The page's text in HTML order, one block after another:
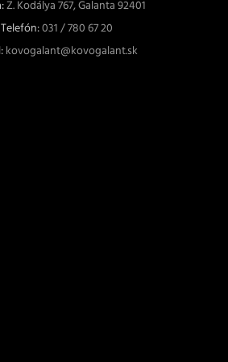
Z. Kodálya 767, Galanta 92401
Telefón:031 / 780 67 20
kovogalant@kovogalant.sk